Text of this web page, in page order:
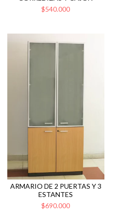
$540.000
ARMARIO DE 2 PUERTAS Y 3
ESTANTES
$690.000